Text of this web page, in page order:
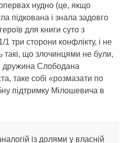
нудно (це, якщо
підкована і знала задовго
для книги суто з
три сторони конфлікту, і не
такі, що злочинцями не були,
дружина Слободана
таке собі «розмазати по
підтримку Мілошевича в
із долями у власній